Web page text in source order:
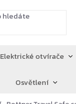
Elektrické otvírače
Osvětlení